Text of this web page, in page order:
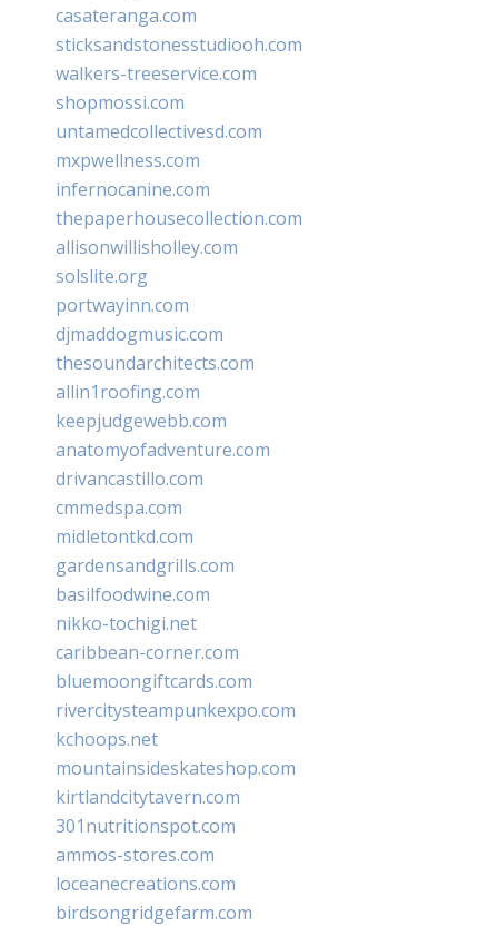
casateranga.com
sticksandstonesstudiooh.com
walkers-treeservice.com
shopmossi.com
untamedcollectivesd.com
mxpwellness.com
infernocanine.com
thepaperhousecollection.com
allisonwillisholley.com
solslite.org
portwayinn.com
djmaddogmusic.com
thesoundarchitects.com
allin1roofing.com
keepjudgewebb.com
anatomyofadventure.com
drivancastillo.com
cmmedspa.com
midletontkd.com
gardensandgrills.com
basilfoodwine.com
nikko-tochigi.net
caribbean-corner.com
bluemoongiftcards.com
rivercitysteampunkexpo.com
kchoops.net
mountainsideskateshop.com
kirtlandcitytavern.com
301nutritionspot.com
ammos-stores.com
loceanecreations.com
birdsongridgefarm.com